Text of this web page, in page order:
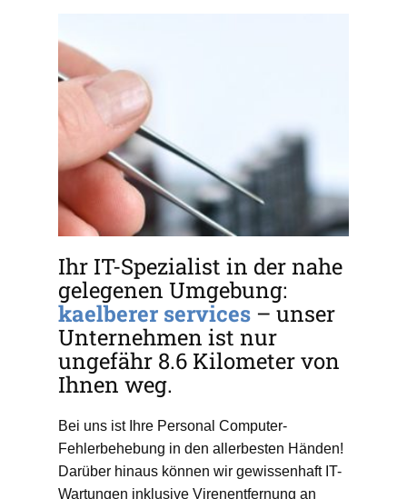
Ihr IT-Spezialist in der nahe
gelegenen Umgebung:
kaelberer services – unser
Unternehmen ist nur
ungefähr 8.6 Kilometer von
Ihnen weg.
Bei uns ist Ihre Personal Computer-
Fehlerbehebung in den allerbesten Händen!
Darüber hinaus können wir gewissenhaft IT-
Wartungen inklusive Virenentfernung an